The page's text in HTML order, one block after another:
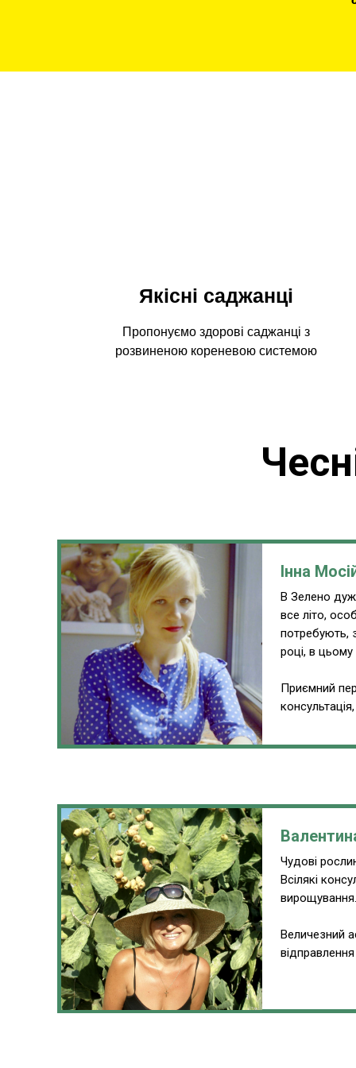
Пропонуємо здорові саджанці з
розвиненою кореневою системою
Якісні саджанці
Інна
В Зелено
все літо,
потребують,
році, в
Приємний
Чудові
Всілякі
вирощування.
Величезний
відправлення